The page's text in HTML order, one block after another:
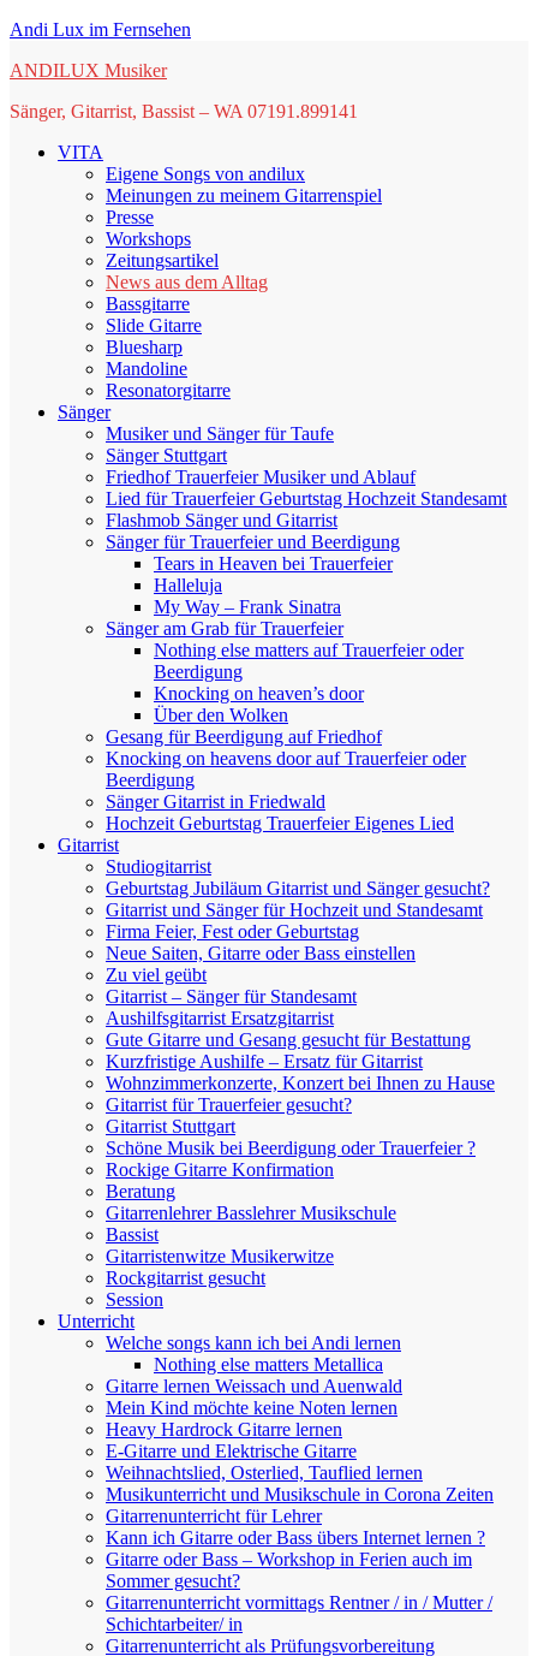
Springe
Inhalt
Andi Lux im Fernsehen
ANDILUX Musiker
Sänger, Gitarrist, Bassist – WA 07191.899141
VITA
Eigene Songs von andilux
Meinungen zu meinem Gitarrenspiel
Presse
Workshops
Zeitungsartikel
News aus dem Alltag
Bassgitarre
Slide Gitarre
Bluesharp
Mandoline
Resonatorgitarre
Sänger
Musiker und Sänger für Taufe
Sänger Stuttgart
Friedhof Trauerfeier Musiker und Ablauf
Lied für Trauerfeier Geburtstag Hochzeit Standesamt
Flashmob Sänger und Gitarrist
Sänger für Trauerfeier und Beerdigung
Tears in Heaven bei Trauerfeier
Halleluja
My Way – Frank Sinatra
Sänger am Grab für Trauerfeier
Nothing else matters auf Trauerfeier oder
Beerdigung
Knocking on heaven’s door
Über den Wolken
Gesang für Beerdigung auf Friedhof
Knocking on heavens door auf Trauerfeier oder
Beerdigung
Sänger Gitarrist in Friedwald
Hochzeit Geburtstag Trauerfeier Eigenes Lied
Gitarrist
Studiogitarrist
Geburtstag Jubiläum Gitarrist und Sänger gesucht?
Gitarrist und Sänger für Hochzeit und Standesamt
Firma Feier, Fest oder Geburtstag
Neue Saiten, Gitarre oder Bass einstellen
Zu viel geübt
Gitarrist – Sänger für Standesamt
Aushilfsgitarrist Ersatzgitarrist
Gute Gitarre und Gesang gesucht für Bestattung
Kurzfristige Aushilfe – Ersatz für Gitarrist
Wohnzimmerkonzerte, Konzert bei Ihnen zu Hause
Gitarrist für Trauerfeier gesucht?
Gitarrist Stuttgart
Schöne Musik bei Beerdigung oder Trauerfeier ?
Rockige Gitarre Konfirmation
Beratung
Gitarrenlehrer Basslehrer Musikschule
Bassist
Gitarristenwitze Musikerwitze
Rockgitarrist gesucht
Session
Unterricht
Welche songs kann ich bei Andi lernen
Nothing else matters Metallica
Gitarre lernen Weissach und Auenwald
Mein Kind möchte keine Noten lernen
Heavy Hardrock Gitarre lernen
E-Gitarre und Elektrische Gitarre
Weihnachtslied, Osterlied, Tauflied lernen
Musikunterricht und Musikschule in Corona Zeiten
Gitarrenunterricht für Lehrer
Kann ich Gitarre oder Bass übers Internet lernen ?
Gitarre oder Bass – Workshop in Ferien auch im
Sommer gesucht?
Gitarrenunterricht vormittags Rentner / in / Mutter /
Schichtarbeiter/ in
Gitarrenunterricht als Prüfungsvorbereitung